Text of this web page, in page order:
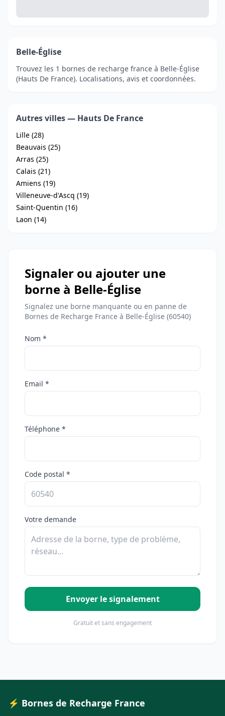
Belle-Église
Trouvez les 1 bornes de recharge france à Belle-Église
(Hauts De France). Localisations, avis et coordonnées.
Autres villes — Hauts De France
Lille (28)
Beauvais (25)
Arras (25)
Calais (21)
Amiens (19)
Villeneuve-d'Ascq (19)
Saint-Quentin (16)
Laon (14)
Signaler ou ajouter une
borne à Belle-Église
Signalez une borne manquante ou en panne de
Bornes de Recharge France à Belle-Église (60540)
Nom *
Email *
Téléphone *
Code postal *
Votre demande
Envoyer le signalement
Gratuit et sans engagement
⚡ Bornes de Recharge France